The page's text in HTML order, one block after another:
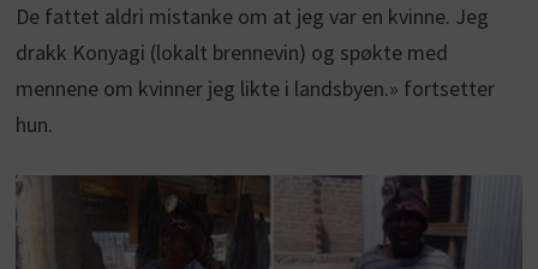
De fattet aldri mistanke om at jeg var en kvinne. Jeg
drakk Konyagi (lokalt brennevin) og spøkte med
mennene om kvinner jeg likte i landsbyen.» fortsetter
hun.